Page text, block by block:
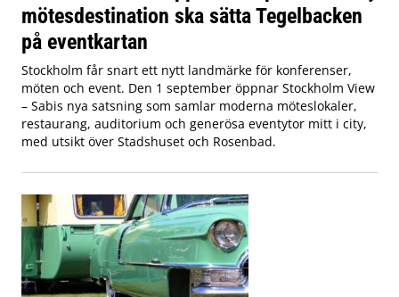
mötesdestination ska sätta Tegelbacken
på eventkartan
Stockholm får snart ett nytt landmärke för konferenser,
möten och event. Den 1 september öppnar Stockholm View
– Sabis nya satsning som samlar moderna möteslokaler,
restaurang, auditorium och generösa eventytor mitt i city,
med utsikt över Stadshuset och Rosenbad.